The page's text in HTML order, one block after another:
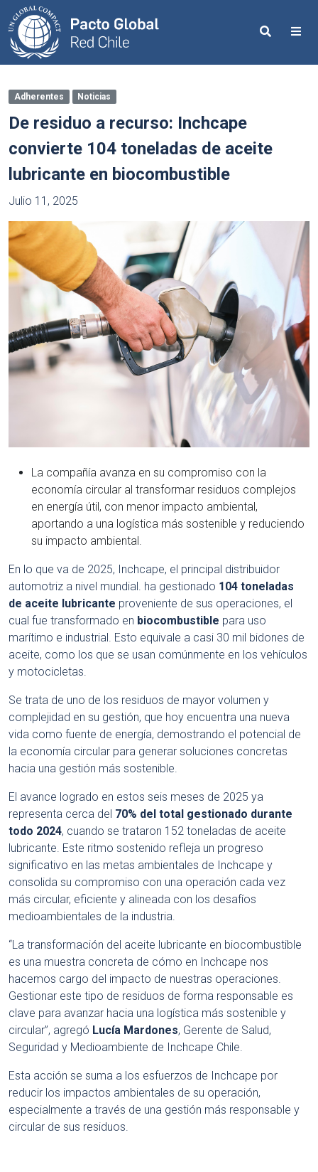
Search
Adherentes Noticias
De residuo a recurso: Inchcape
convierte 104 toneladas de aceite
lubricante en biocombustible
Julio 11, 2025
La compañía avanza en su compromiso con la
economía circular al transformar residuos complejos
en energía útil, con menor impacto ambiental,
aportando a una logística más sostenible y reduciendo
su impacto ambiental.
En lo que va de 2025, Inchcape, el principal distribuidor
automotriz a nivel mundial. ha gestionado 104 toneladas
de aceite lubricante proveniente de sus operaciones, el
cual fue transformado en biocombustible para uso
marítimo e industrial. Esto equivale a casi 30 mil bidones de
aceite, como los que se usan comúnmente en los vehículos
y motocicletas.
Se trata de uno de los residuos de mayor volumen y
complejidad en su gestión, que hoy encuentra una nueva
vida como fuente de energía, demostrando el potencial de
la economía circular para generar soluciones concretas
hacia una gestión más sostenible.
El avance logrado en estos seis meses de 2025 ya
representa cerca del 70% del total gestionado durante
todo 2024, cuando se trataron 152 toneladas de aceite
lubricante. Este ritmo sostenido refleja un progreso
significativo en las metas ambientales de Inchcape y
consolida su compromiso con una operación cada vez
más circular, eficiente y alineada con los desafíos
medioambientales de la industria.
“La transformación del aceite lubricante en biocombustible
es una muestra concreta de cómo en Inchcape nos
hacemos cargo del impacto de nuestras operaciones.
Gestionar este tipo de residuos de forma responsable es
clave para avanzar hacia una logística más sostenible y
circular”, agregó Lucía Mardones, Gerente de Salud,
Seguridad y Medioambiente de Inchcape Chile.
Esta acción se suma a los esfuerzos de Inchcape por
reducir los impactos ambientales de su operación,
especialmente a través de una gestión más responsable y
circular de sus residuos.